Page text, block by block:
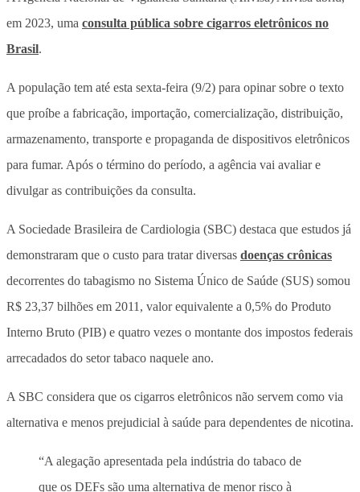
em 2023, uma consulta pública sobre cigarros eletrônicos no
Brasil.
A população tem até esta sexta-feira (9/2) para opinar sobre o texto
que proíbe a fabricação, importação, comercialização, distribuição,
armazenamento, transporte e propaganda de dispositivos eletrônicos
para fumar. Após o término do período, a agência vai avaliar e
divulgar as contribuições da consulta.
A Sociedade Brasileira de Cardiologia (SBC) destaca que estudos já
demonstraram que o custo para tratar diversas doenças crônicas
decorrentes do tabagismo no Sistema Único de Saúde (SUS) somou
R$ 23,37 bilhões em 2011, valor equivalente a 0,5% do Produto
Interno Bruto (PIB) e quatro vezes o montante dos impostos federais
arrecadados do setor tabaco naquele ano.
A SBC considera que os cigarros eletrônicos não servem como via
alternativa e menos prejudicial à saúde para dependentes de nicotina.
“A alegação apresentada pela indústria do tabaco de
que os DEFs são uma alternativa de menor risco à